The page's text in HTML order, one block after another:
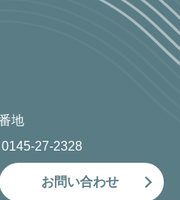
地
27-2328
お問い合わせ